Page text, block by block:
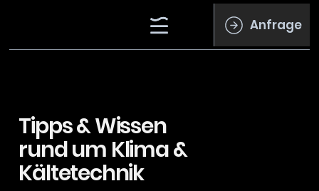
Anfrage
Tipps & Wissen
rund um Klima &
Kältetechnik